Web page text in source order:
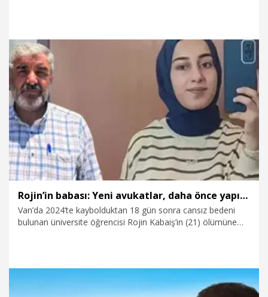
21.07.2026
Rojin’in babası: Yeni avukatlar, daha önce yapılmayan bütün incelemeleri ele alacak
Van’da 2024’te kaybolduktan 18 gün sonra cansız bedeni
bulunan üniversite öğrencisi Rojin Kabaiş’in (21) ölümüne
kadar herhangi bir ilerleme olmadığını belirten Kabaiş, "Yeni
avukatımız Abdurrahman Karabulut ile Van'a gittik. Savcılıkla
görüştük. Avukat görüntüleri inceliyor. Daha önce